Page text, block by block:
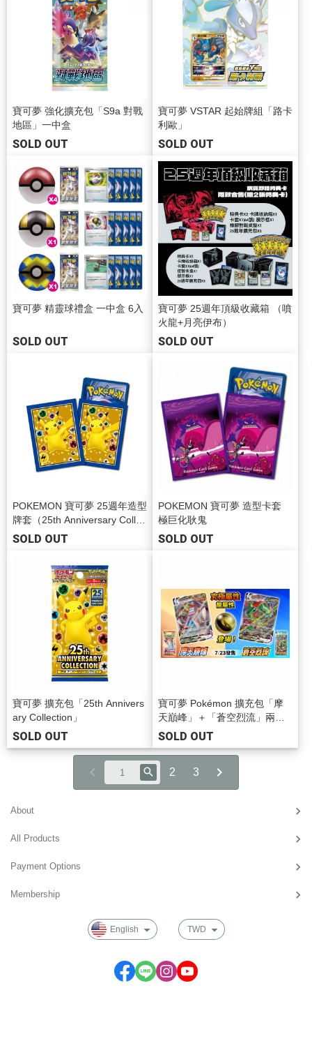
寶可夢 強化擴充包「S9a 對戰
地區」一中盒
SOLD OUT
寶可夢 VSTAR 起始牌組「路卡
利歐」
SOLD OUT
寶可夢 精靈球禮盒 一中盒 6入
SOLD OUT
寶可夢 25週年頂級收藏箱 （噴
火龍+月亮伊布）
SOLD OUT
POKEMON 寶可夢 25週年造型
牌套（25th Anniversary Collec
tion）
SOLD OUT
POKEMON 寶可夢 造型卡套
極巨化耿鬼
SOLD OUT
寶可夢 擴充包「25th Annivers
ary Collection」
SOLD OUT
寶可夢 Pokémon 擴充包「摩
天巔峰」＋「蒼空烈流」兩款
合售
SOLD OUT
2 3
About
All Products
Payment Options
Membership
English TWD